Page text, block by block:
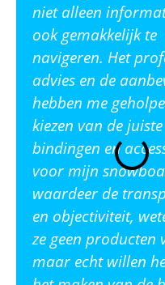
niet alleen
ook gemakkelijk te
navigeren. Het
advies en de
hebben me
kiezen van de juiste
bindingen en
voor mijn
waardeer de
en objectiviteit,
ze geen producten
maar echt willen